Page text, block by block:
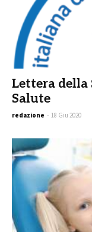
Lettera
Salute
redazione - 18 Giu 2020